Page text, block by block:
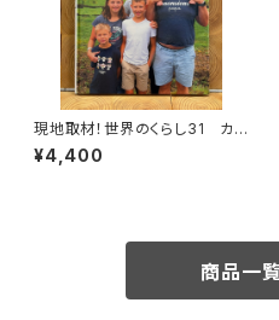
現地取材！世界のくらし31 カナ
ダ
¥4,400
商品一